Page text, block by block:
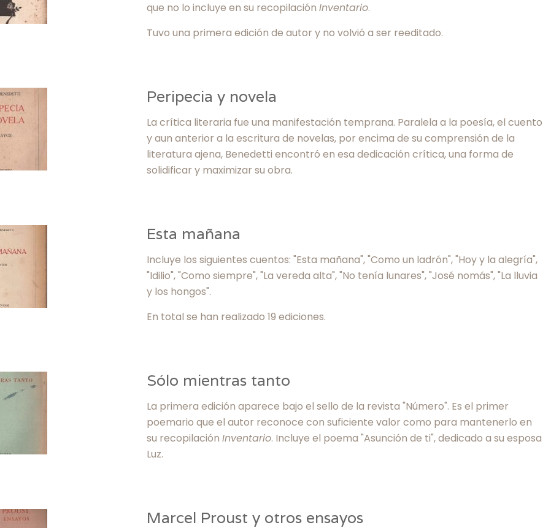
que no lo incluye en su recopilaciónInventario.
Tuvo una primera edición de autor y no volvió a ser reeditado.
Peripecia y novela
La crítica literaria fue una manifestación temprana. Paralela a la poesía, el cuento
y aun anterior a la escritura de novelas, por encima de su comprensión de la
literatura ajena, Benedetti encontró en esa dedicación crítica, una forma de
solidificar y maximizar su obra.
Esta mañana
Incluye los siguientes cuentos: "Esta mañana", "Como un ladrón", "Hoy y la alegría",
"Idilio", "Como siempre", "La vereda alta", "No tenía lunares", "José nomás", "La lluvia
y los hongos".
En total se han realizado 19 ediciones.
Sólo mientras tanto
La primera edición aparece bajo el sello de la revista "Número". Es el primer
poemario que el autor reconoce con suficiente valor como para mantenerlo en
su recopilaciónInventario. Incluye el poema "Asunción de ti", dedicado a su esposa
Luz.
Marcel Proust y otros ensayos